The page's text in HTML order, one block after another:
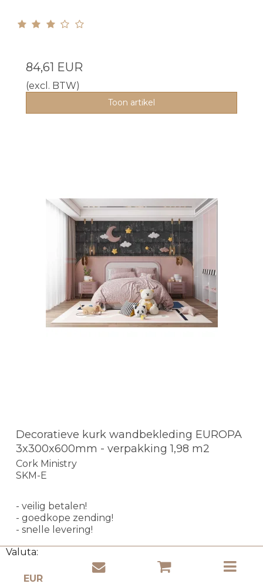
Valuta:
84,61 EUR
(excl. BTW)
Toon artikel
Decoratieve kurk wandbekleding EUROPA
3x300x600mm - verpakking 1,98 m2
Cork Ministry
SKM-E
- veilig betalen!
- goedkope zending!
- snelle levering!